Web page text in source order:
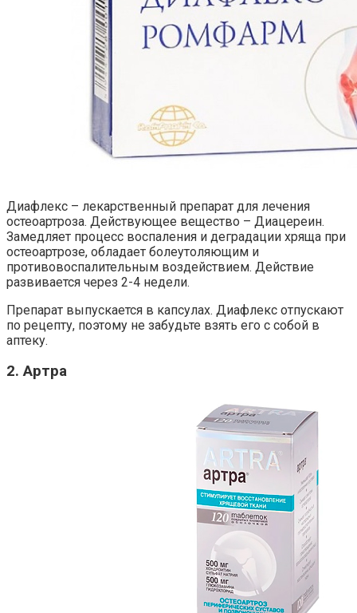
Диафлекс – лекарственный препарат для лечения
остеоартроза. Действующее вещество – Диацереин.
Замедляет процесс воспаления и деградации хряща при
остеоартрозе, обладает болеутоляющим и
противовоспалительным воздействием. Действие
развивается через 2-4 недели.
Препарат выпускается в капсулах. Диафлекс отпускают
по рецепту, поэтому не забудьте взять его с собой в
аптеку.
2. Артра